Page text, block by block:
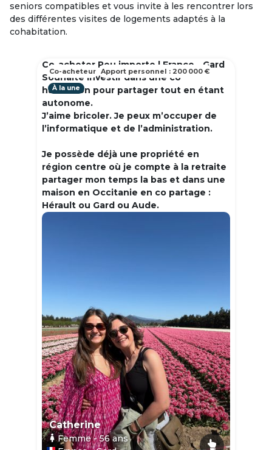
seniors compatibles et vous invite à les rencontrer lors
des différentes visites de logements adaptés à la
cohabitation.
Co-acheter Peu importe | France - Gard
Souhaite investir dans une co
habitation pour partager tout en étant
autonome.
J’aime bricoler. Je peux m’occuper de
l’informatique et de l’administration.
Je possède déjà une propriété en
région centre où je compte à la retraite
partager mon temps la bas et dans une
maison en Occitanie en co partage :
Hérault ou Gard ou Aude.
À la une
Catherine
Femme- 56ans
Co-acheteur Apport personnel : 200 000 €